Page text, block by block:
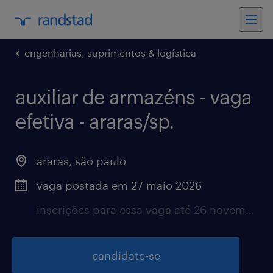
engenharias, suprimentos & logística
auxiliar de armazéns - vaga
efetiva - araras/sp.
araras, são paulo
vaga postada em 27 maio 2026
inscrições para essa vaga até 26 novembro 2026
candidate-se